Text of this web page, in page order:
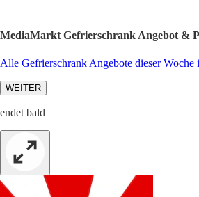
MediaMarkt Gefrierschrank Angebot &
Alle Gefrierschrank Angebote dieser Woche
WEITER
endet bald